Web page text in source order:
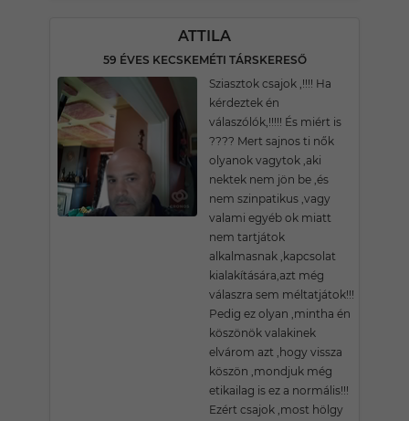
ATTILA
59 ÉVES KECSKEMÉTI TÁRSKERESŐ
Sziasztok csajok ,!!!! Ha
kérdeztek én
válaszólók,!!!!! És miért is
???? Mert sajnos ti nők
olyanok vagytok ,aki
nektek nem jön be ,és
nem szinpatikus ,vagy
valami egyéb ok miatt
nem tartjátok
alkalmasnak ,kapcsolat
kialakítására,azt még
válaszra sem méltatjátok!!!
Pedig ez olyan ,mintha én
köszönök valakinek
elvárom azt ,hogy vissza
köszön ,mondjuk még
etikailag is ez a normális!!!
Ezért csajok ,most hölgy